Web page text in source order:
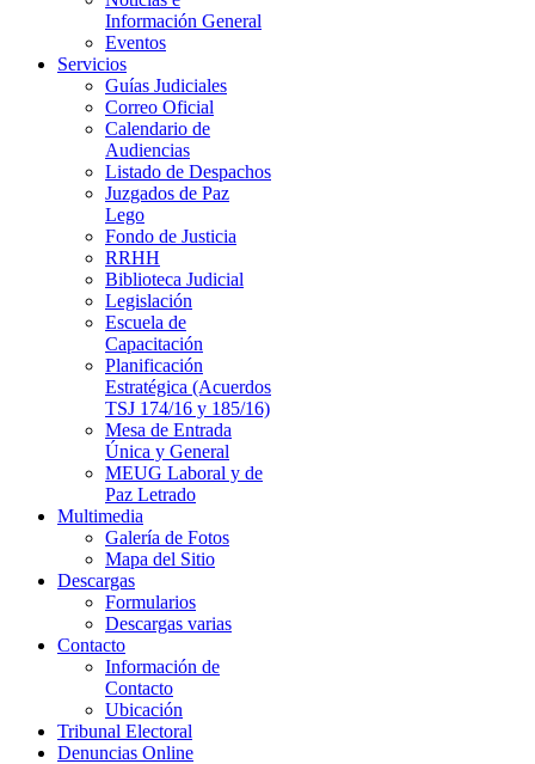
Información General
Eventos
Servicios
Guías Judiciales
Correo Oficial
Calendario de
Audiencias
Listado de Despachos
Juzgados de Paz
Lego
Fondo de Justicia
RRHH
Biblioteca Judicial
Legislación
Escuela de
Capacitación
Planificación
Estratégica (Acuerdos
TSJ 174/16 y 185/16)
Mesa de Entrada
Única y General
MEUG Laboral y de
Paz Letrado
Multimedia
Galería de Fotos
Mapa del Sitio
Descargas
Formularios
Descargas varias
Contacto
Información de
Contacto
Ubicación
Tribunal Electoral
Denuncias Online